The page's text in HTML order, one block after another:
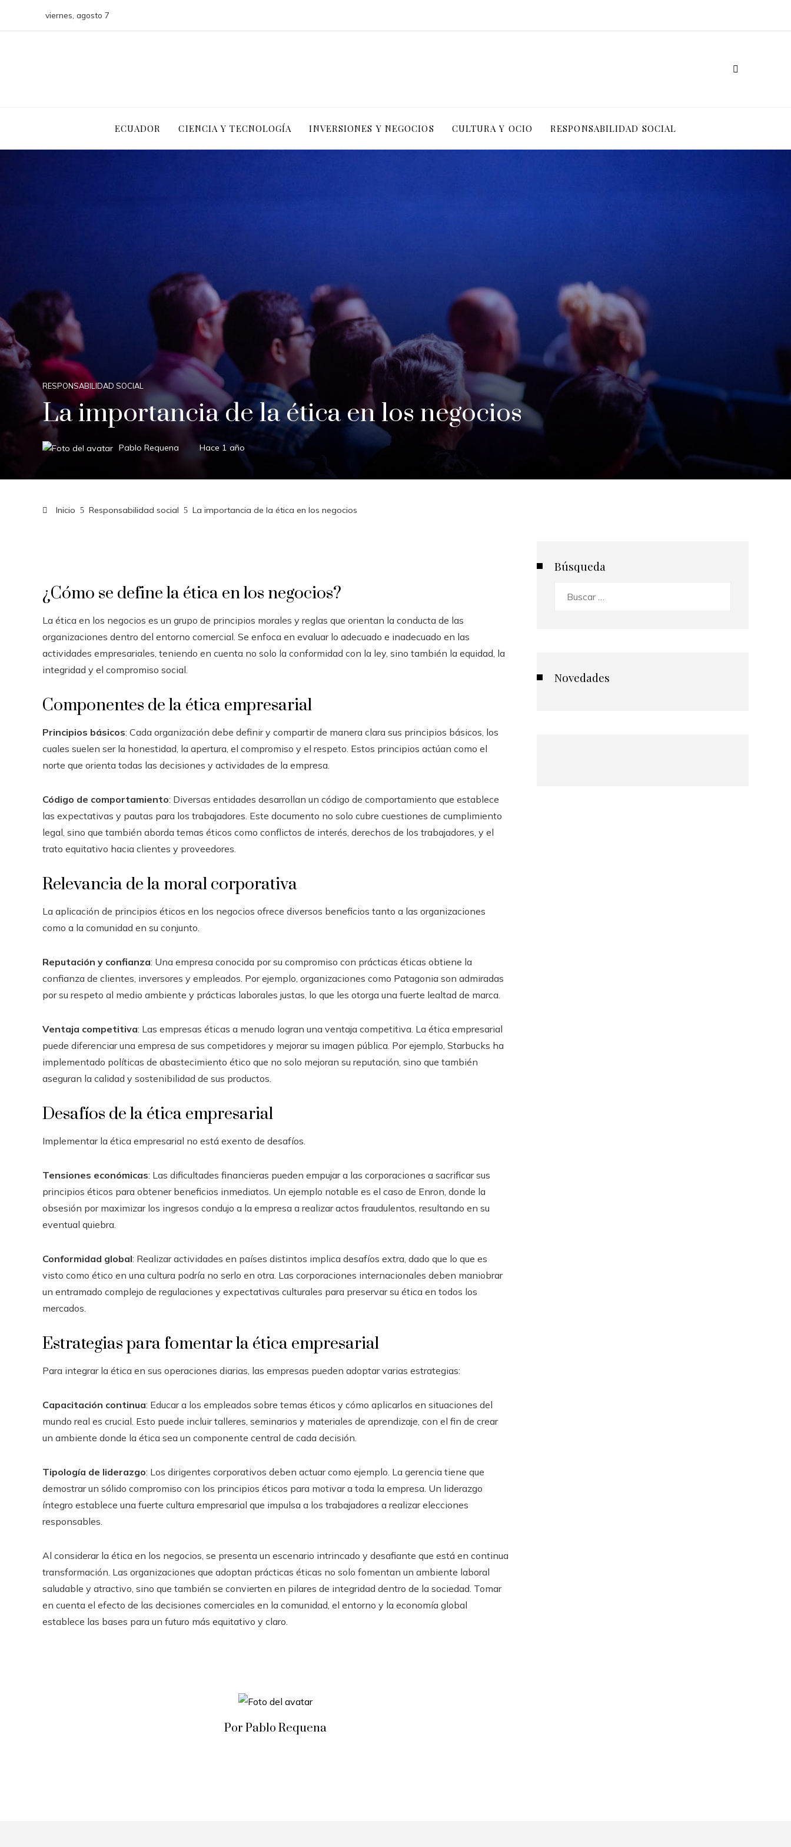
viernes, agosto 7
ECUADOR CIENCIA Y TECNOLOGÍA INVERSIONES Y NEGOCIOS CULTURA Y OCIO RESPONSABILIDAD SOCIAL
RESPONSABILIDAD SOCIAL
La importancia de la ética en los negocios
Pablo Requena Hace 1 año
Inicio Responsabilidad social La importancia de la ética en los negocios
¿Cómo se define la ética en los negocios?
La ética en los negocios es un grupo de principios morales y reglas que orientan la conducta de las
organizaciones dentro del entorno comercial. Se enfoca en evaluar lo adecuado e inadecuado en las
actividades empresariales, teniendo en cuenta no solo la conformidad con la ley, sino también la equidad, la
integridad y el compromiso social.
Componentes de la ética empresarial
Principios básicos: Cada organización debe definir y compartir de manera clara sus principios básicos, los
cuales suelen ser la honestidad, la apertura, el compromiso y el respeto. Estos principios actúan como el
norte que orienta todas las decisiones y actividades de la empresa.
Código de comportamiento: Diversas entidades desarrollan un código de comportamiento que establece
las expectativas y pautas para los trabajadores. Este documento no solo cubre cuestiones de cumplimiento
legal, sino que también aborda temas éticos como conflictos de interés, derechos de los trabajadores, y el
trato equitativo hacia clientes y proveedores.
Relevancia de la moral corporativa
La aplicación de principios éticos en los negocios ofrece diversos beneficios tanto a las organizaciones
como a la comunidad en su conjunto.
Reputación y confianza: Una empresa conocida por su compromiso con prácticas éticas obtiene la
confianza de clientes, inversores y empleados. Por ejemplo, organizaciones como Patagonia son admiradas
por su respeto al medio ambiente y prácticas laborales justas, lo que les otorga una fuerte lealtad de marca.
Ventaja competitiva: Las empresas éticas a menudo logran una ventaja competitiva. La ética empresarial
puede diferenciar una empresa de sus competidores y mejorar su imagen pública. Por ejemplo, Starbucks ha
implementado políticas de abastecimiento ético que no solo mejoran su reputación, sino que también
aseguran la calidad y sostenibilidad de sus productos.
Desafíos de la ética empresarial
Implementar la ética empresarial no está exento de desafíos.
Tensiones económicas: Las dificultades financieras pueden empujar a las corporaciones a sacrificar sus
principios éticos para obtener beneficios inmediatos. Un ejemplo notable es el caso de Enron, donde la
obsesión por maximizar los ingresos condujo a la empresa a realizar actos fraudulentos, resultando en su
eventual quiebra.
Conformidad global: Realizar actividades en países distintos implica desafíos extra, dado que lo que es
visto como ético en una cultura podría no serlo en otra. Las corporaciones internacionales deben maniobrar
un entramado complejo de regulaciones y expectativas culturales para preservar su ética en todos los
mercados.
Estrategias para fomentar la ética empresarial
Para integrar la ética en sus operaciones diarias, las empresas pueden adoptar varias estrategias:
Capacitación continua: Educar a los empleados sobre temas éticos y cómo aplicarlos en situaciones del
mundo real es crucial. Esto puede incluir talleres, seminarios y materiales de aprendizaje, con el fin de crear
un ambiente donde la ética sea un componente central de cada decisión.
Tipología de liderazgo: Los dirigentes corporativos deben actuar como ejemplo. La gerencia tiene que
demostrar un sólido compromiso con los principios éticos para motivar a toda la empresa. Un liderazgo
íntegro establece una fuerte cultura empresarial que impulsa a los trabajadores a realizar elecciones
responsables.
Al considerar la ética en los negocios, se presenta un escenario intrincado y desafiante que está en continua
transformación. Las organizaciones que adoptan prácticas éticas no solo fomentan un ambiente laboral
saludable y atractivo, sino que también se convierten en pilares de integridad dentro de la sociedad. Tomar
en cuenta el efecto de las decisiones comerciales en la comunidad, el entorno y la economía global
establece las bases para un futuro más equitativo y claro.
Por Pablo Requena
Búsqueda
Novedades